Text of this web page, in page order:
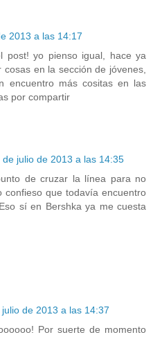
2013 a las 14:17
post! yo pienso igual, hace ya
en la sección de jóvenes,
encuentro más cositas en las
por compartir
de julio de 2013 a las 14:35
de cruzar la línea para no
confieso que todavía encuentro
sí en Bershka ya me cuesta
julio de 2013 a las 14:37
Por suerte de momento